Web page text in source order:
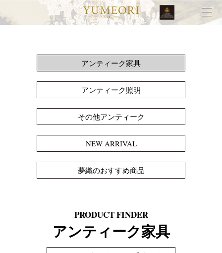
アンティーク家具
アンティーク照明
その他アンティーク
NEW ARRIVAL
夢織のおすすめ商品
PRODUCT FINDER
アンティーク家具